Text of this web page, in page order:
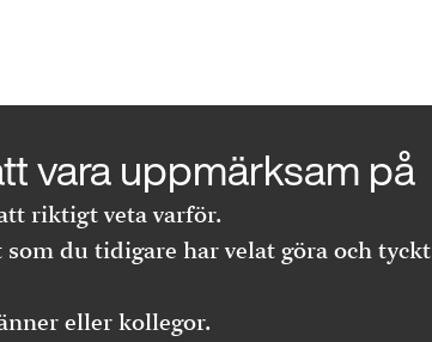
vara uppmärksam på
riktigt veta varför.
du tidigare har velat göra och tyckt
eller kollegor.